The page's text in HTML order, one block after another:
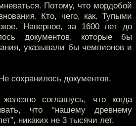
Потому, что мордобой
Кто, чего, как. Тупыми
Наверное, за 1600 лет до
документов, которые бы
указывали бы чемпионов и
сохранилось документов.
соглашусь, что когда
что “нашему древнему
никаких не 3 тысячи лет.